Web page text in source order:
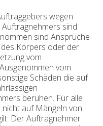
wegen
sind
sind Ansprüche
Körpers oder der
vom
vom
Schäden die auf
beruhen. Für alle
auf Mängeln von
Der Auftragnehmer